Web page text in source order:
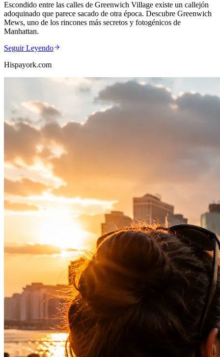
Escondido entre las calles de Greenwich Village existe un callejón
adoquinado que parece sacado de otra época. Descubre Greenwich
Mews, uno de los rincones más secretos y fotogénicos de
Manhattan.
Seguir Leyendo
Hispayork.com